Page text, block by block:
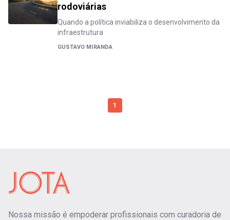
rodoviárias
Quando a política inviabiliza o desenvolvimento da
infraestrutura
GUSTAVO MIRANDA
1
Nossa missão é empoderar profissionais com curadoria de